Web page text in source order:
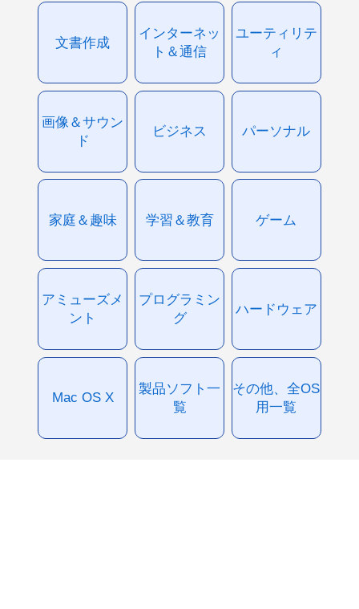
文書作成
インターネッ
ト＆通信
ユーティリテ
ィ
画像＆サウン
ド
ビジネス パーソナル
家庭＆趣味 学習＆教育 ゲーム
アミューズメ
ント
プログラミン
グ
ハードウェア
Mac OS X
製品ソフト一
覧
その他、全OS
用一覧